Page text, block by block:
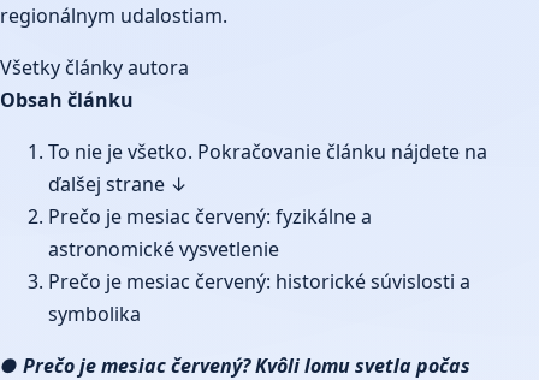
regionálnym udalostiam.
Všetky články autora
Obsah článku
To nie je všetko. Pokračovanie článku nájdete na
ďalšej strane ↓
Prečo je mesiac červený: fyzikálne a
astronomické vysvetlenie
Prečo je mesiac červený: historické súvislosti a
symbolika
● Prečo je mesiac červený? Kvôli lomu svetla počas